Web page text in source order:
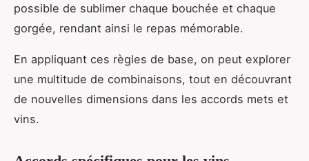
possible de sublimer chaque bouchée et chaque
gorgée, rendant ainsi le repas mémorable.
En appliquant ces règles de base, on peut explorer
une multitude de combinaisons, tout en découvrant
de nouvelles dimensions dans les accords mets et
vins.